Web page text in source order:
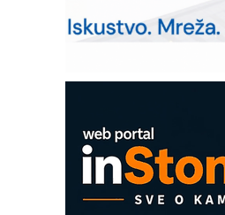
Bezbednost na prvom
SKF Y-ležajne
era CNC merenja
OBO sistemi
Proizvodnja iC7
mrežnog pretvarača